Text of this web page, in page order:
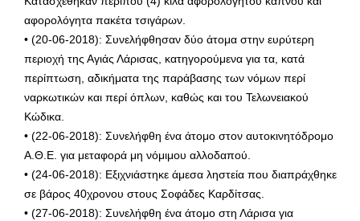
αφορολόγητα πακέτα τσιγάρων.
• (20-06-2018): Συνελήφθησαν δύο άτομα στην ευρύτερη
περιοχή της Αγιάς Λάρισας, κατηγορούμενα για τα, κατά
περίπτωση, αδικήματα της παράβασης των νόμων περί
ναρκωτικών και περί όπλων, καθώς και του Τελωνειακού
Κώδικα.
• (22-06-2018): Συνελήφθη ένα άτομο στον αυτοκινητόδρομο
Α.Θ.Ε. για μεταφορά μη νόμιμου αλλοδαπού.
• (24-06-2018): Εξιχνιάστηκε άμεσα ληστεία που διαπράχθηκε
σε βάρος 40χρονου στους Σοφάδες Καρδίτσας.
• (27-06-2018): Συνελήφθη ένα άτομο στη Λάρισα για